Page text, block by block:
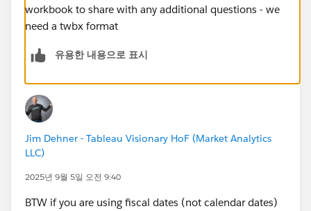
workbook to share with any additional questions - we
need a twbx format
유용한 내용으로 표시
Jim Dehner - Tableau Visionary HoF (Market Analytics
LLC)
2025년 9월 5일 오전 9:40
BTW if you are using fiscal dates (not calendar dates)